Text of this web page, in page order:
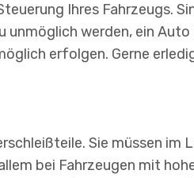
Ihres Fahrzeugs.
unmöglich werden, ein Auto
erfolgen. Gerne
Sie müssen im
bei Fahrzeugen mit